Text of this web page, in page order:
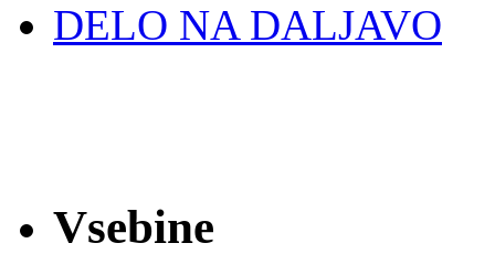
DELO NA DALJAVO
Vsebine